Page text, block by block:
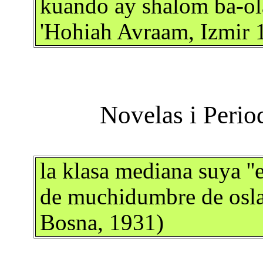
kuando ay shalom ba-
'Hohiah Avraam, Izmir
la klasa mediana suya
de muchidumbre de
Bosna, 1931)